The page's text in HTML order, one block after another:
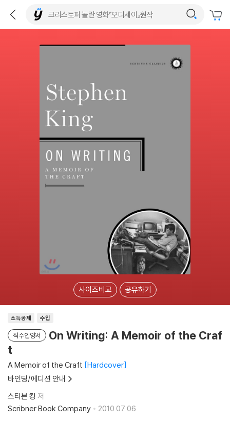
사이즈비교 공유하기
소득공제 수입
직수입양서
On Writing: A Memoir of the Craf
t
A Memoir of the Craft Hardcover
바인딩/에디션 안내
스티븐 킹 저
Scribner Book Company
2010.07.06.